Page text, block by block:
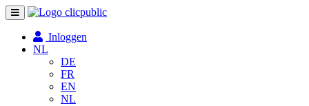
Toggle
navigation
Inloggen
NL
DE
FR
EN
NL